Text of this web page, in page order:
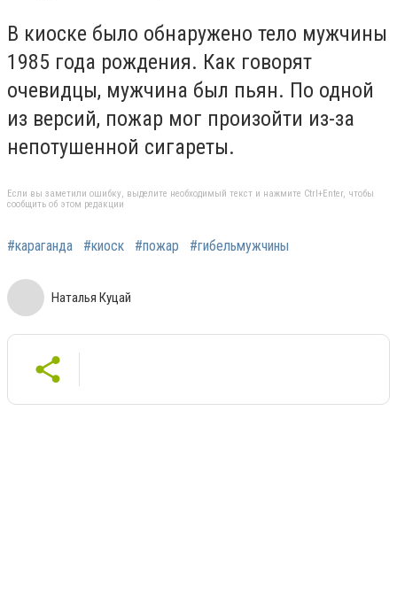
В киоске было обнаружено тело мужчины
1985 года рождения. Как говорят
очевидцы, мужчина был пьян. По одной
из версий, пожар мог произойти из-за
непотушенной сигареты.
Если вы заметили ошибку, выделите необходимый текст и нажмите Ctrl+Enter, чтобы
сообщить об этом редакции
#караганда #киоск #пожар #гибельмужчины
Наталья Куцай